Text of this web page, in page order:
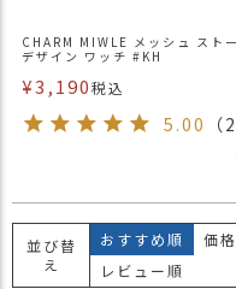
CHARM MIWLE メッシュ スト
デザイン ワッチ #KH
¥3,190税込
5.00 （
並び替
え
おすすめ順 価
レビュー順